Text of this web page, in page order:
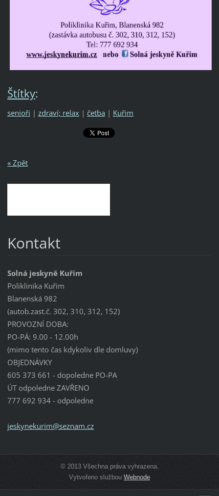
Štítky:
senioři | zdraví; relax | četba | Kuřim
« Zpět
Kontakt
Solná jeskyně Kuřim
Poliklinika Kuřim
Blanenská 982
(autob.zast.č. 302, 310, 312, 152)
PROVOZNÍ DOBA:
PO-PÁ: 9.00 - 12.00h
(mimo tento čas kdykoliv dle domluvy)
OBJEDNÁVKY
605 373 661 - dopoledne PO-PA
ÚT odpoledne ZAVŘENO
777 692 934 - odpoledne
jeskynekurim@seznam.cz
© 2013 Všechna práva vyhrazena.
Vytvořeno službouWebnode